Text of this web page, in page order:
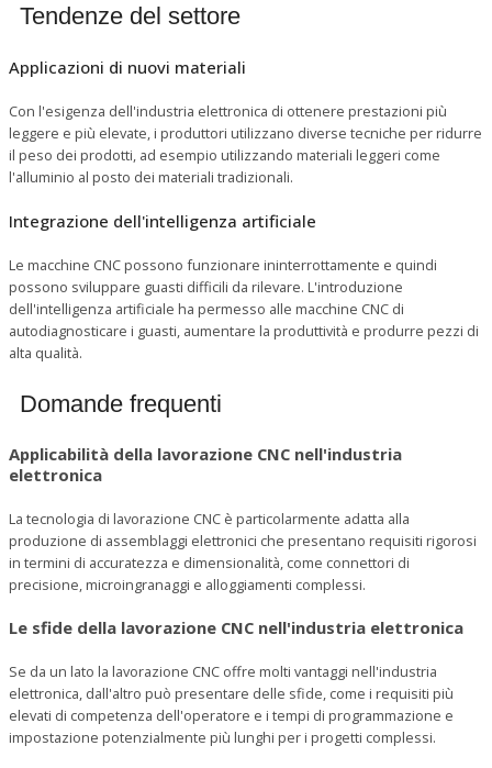
Tendenze del settore
Applicazioni di nuovi materiali
Con l'esigenza dell'industria elettronica di ottenere prestazioni più
leggere e più elevate, i produttori utilizzano diverse tecniche per ridurre
il peso dei prodotti, ad esempio utilizzando materiali leggeri come
l'alluminio al posto dei materiali tradizionali.
Integrazione dell'intelligenza artificiale
Le macchine CNC possono funzionare ininterrottamente e quindi
possono sviluppare guasti difficili da rilevare. L'introduzione
dell'intelligenza artificiale ha permesso alle macchine CNC di
autodiagnosticare i guasti, aumentare la produttività e produrre pezzi di
alta qualità.
Domande frequenti
Applicabilità della lavorazione CNC nell'industria
elettronica
La tecnologia di lavorazione CNC è particolarmente adatta alla
produzione di assemblaggi elettronici che presentano requisiti rigorosi
in termini di accuratezza e dimensionalità, come connettori di
precisione, microingranaggi e alloggiamenti complessi.
Le sfide della lavorazione CNC nell'industria elettronica
Se da un lato la lavorazione CNC offre molti vantaggi nell'industria
elettronica, dall'altro può presentare delle sfide, come i requisiti più
elevati di competenza dell'operatore e i tempi di programmazione e
impostazione potenzialmente più lunghi per i progetti complessi.